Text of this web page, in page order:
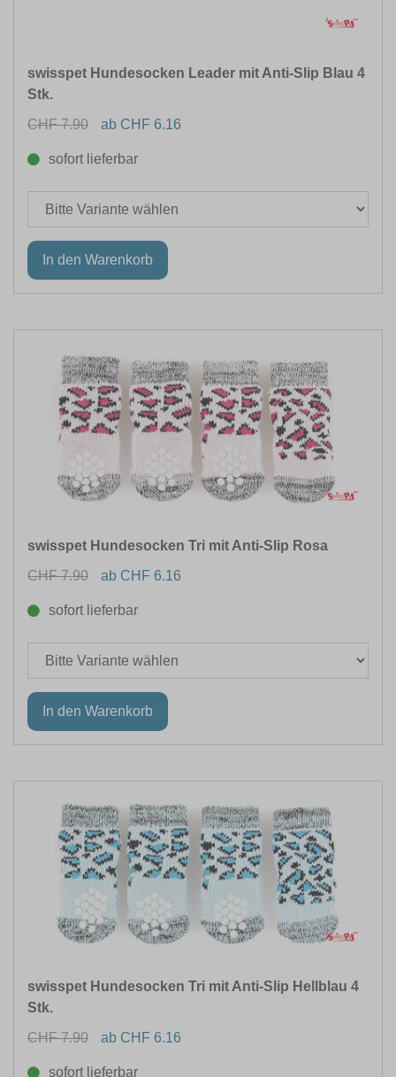
swisspet Hundesocken Leader mit Anti-Slip Blau 4
Stk.
CHF 7.90
ab CHF 6.16
sofort lieferbar
swisspet Hundesocken Tri mit Anti-Slip Rosa
CHF 7.90
ab CHF 6.16
sofort lieferbar
swisspet Hundesocken Tri mit Anti-Slip Hellblau 4
Stk.
CHF 7.90
ab CHF 6.16
sofort lieferbar